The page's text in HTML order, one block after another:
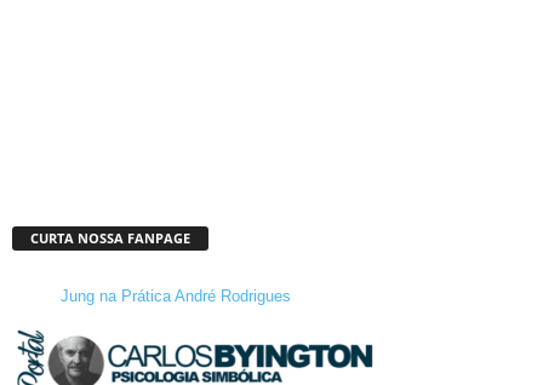
CURTA NOSSA FANPAGE
Jung na Prática André Rodrigues